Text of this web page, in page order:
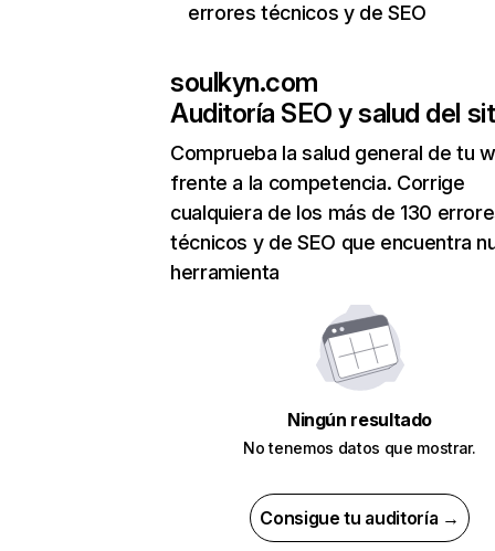
errores técnicos y de SEO
soulkyn.com
Auditoría SEO y salud del
Comprueba la salud general de tu
frente a la competencia. Corrige
cualquiera de los más de 130
técnicos y de SEO que encuentra
herramienta
Ningún resultado
No tenemos datos que mostrar.
Consigue tu auditoría →